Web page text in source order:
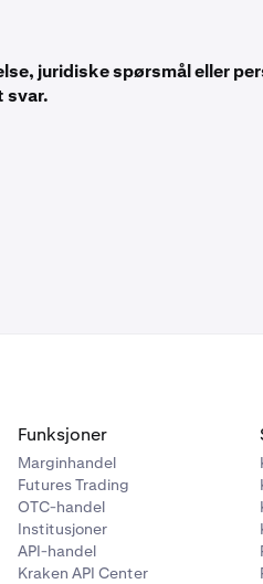
juridiske spørsmål eller
svar.
Funksjoner
Marginhandel
Futures Trading
OTC-handel
Institusjoner
API-handel
Kraken API Center